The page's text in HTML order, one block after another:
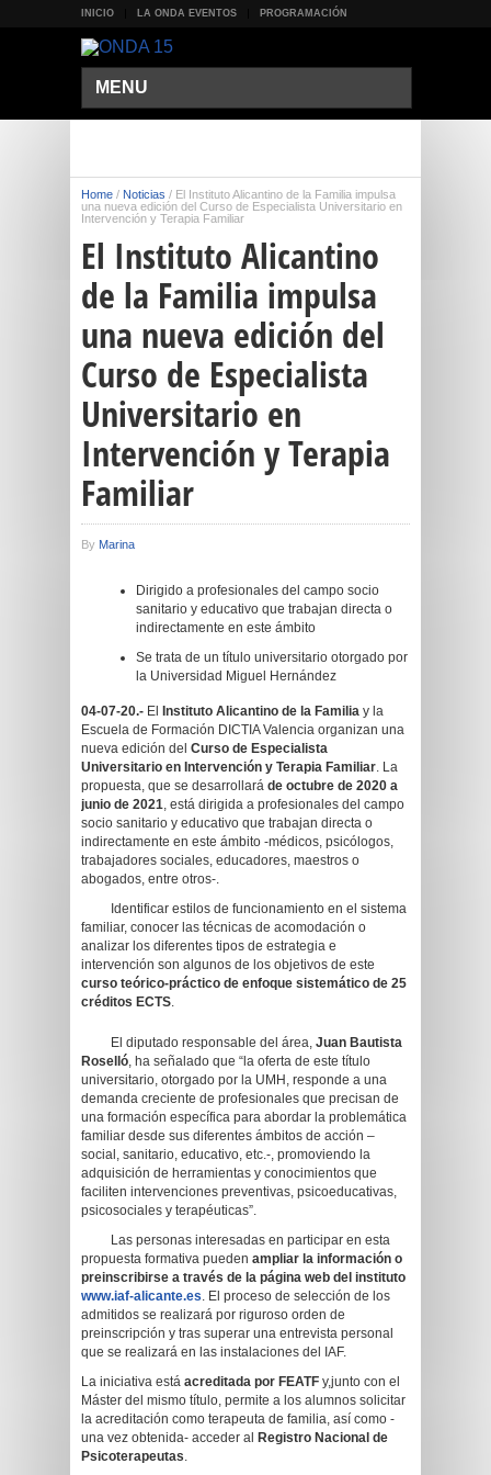
INICIO LA ONDA EVENTOS PROGRAMACIÓN
MENU
Home / Noticias / El Instituto Alicantino de la Familia impulsa
una nueva edición del Curso de Especialista Universitario en
Intervención y Terapia Familiar
El Instituto Alicantino
de la Familia impulsa
una nueva edición del
Curso de Especialista
Universitario en
Intervención y Terapia
Familiar
By Marina
Dirigido a profesionales del campo socio
sanitario y educativo que trabajan directa o
indirectamente en este ámbito
Se trata de un título universitario otorgado por
la Universidad Miguel Hernández
04-07-20.- El Instituto Alicantino de la Familia y la
Escuela de Formación DICTIA Valencia organizan una
nueva edición del Curso de Especialista
Universitario en Intervención y Terapia Familiar. La
propuesta, que se desarrollará de octubre de 2020 a
junio de 2021, está dirigida a profesionales del campo
socio sanitario y educativo que trabajan directa o
indirectamente en este ámbito -médicos, psicólogos,
trabajadores sociales, educadores, maestros o
abogados, entre otros-.
Identificar estilos de funcionamiento en el sistema
familiar, conocer las técnicas de acomodación o
analizar los diferentes tipos de estrategia e
intervención son algunos de los objetivos de este
curso teórico-práctico de enfoque sistemático de 25
créditos ECTS.
El diputado responsable del área, Juan Bautista
Roselló, ha señalado que “la oferta de este título
universitario, otorgado por la UMH, responde a una
demanda creciente de profesionales que precisan de
una formación específica para abordar la problemática
familiar desde sus diferentes ámbitos de acción –
social, sanitario, educativo, etc.-, promoviendo la
adquisición de herramientas y conocimientos que
faciliten intervenciones preventivas, psicoeducativas,
psicosociales y terapéuticas”.
Las personas interesadas en participar en esta
propuesta formativa pueden ampliar la información o
preinscribirse a través de la página web del instituto
www.iaf-alicante.es. El proceso de selección de los
admitidos se realizará por riguroso orden de
preinscripción y tras superar una entrevista personal
que se realizará en las instalaciones del IAF.
La iniciativa está acreditada por FEATF y,junto con el
Máster del mismo título, permite a los alumnos solicitar
la acreditación como terapeuta de familia, así como -
una vez obtenida- acceder al Registro Nacional de
Psicoterapeutas.